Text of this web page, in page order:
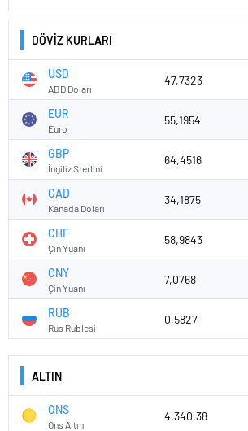
DÖVİZ KURLARI
USD
ABD Doları
47,7323
EUR
Euro
55,1954
GBP
İngiliz Sterlini
64,4516
CAD
Kanada Doları
34,1875
CHF
Çin Yuanı
58,9843
CNY
Çin Yuanı
7,0768
RUB
Rus Rublesi
0,5827
ALTIN
ONS
Ons Altın
4.340,38